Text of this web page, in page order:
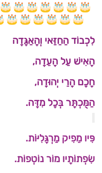
לִכְבוֹד הַחַזַּאי וְהָאַגָּדָה
הָאִישׁ עַל הָעֵדָה,
חָכָם הָרֵי יְהוּדָה,
הַמֻּכְתָּר בְּכָל מִדָּה.
פִּיו מֵפִיק מַרְגָּלִיּוֹת.
שִׂפְתוֹתָיו מוֹר נוֹטְפוֹת.